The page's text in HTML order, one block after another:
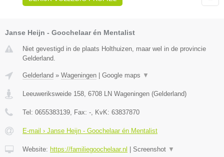
Janse Heijn - Goochelaar én Mentalist
Niet gevestigd in de plaats Holthuizen, maar wel in de provincie
Gelderland.
Gelderland » Wageningen Google maps ▼
Leeuweriksweide 158, 6708 LN Wageningen (Gelderland)
Tel: 0655383139, Fax: -, KvK: 63837870
E-mail › Janse Heijn - Goochelaar én Mentalist
Website: https://familiegoochelaar.nl Screenshot ▼